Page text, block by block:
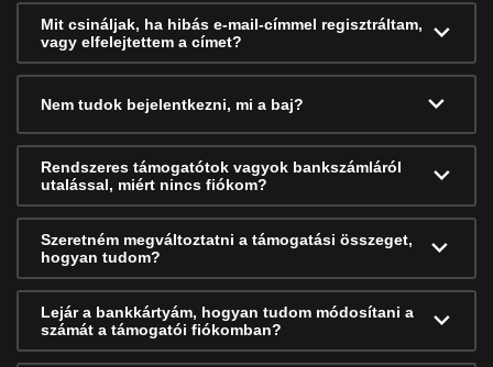
Mit csináljak, ha hibás e-mail-címmel regisztráltam,
vagy elfelejtettem a címet?
Nem tudok bejelentkezni, mi a baj?
Rendszeres támogatótok vagyok bankszámláról
utalással, miért nincs fiókom?
Szeretném megváltoztatni a támogatási összeget,
hogyan tudom?
Lejár a bankkártyám, hogyan tudom módosítani a
számát a támogatói fiókomban?